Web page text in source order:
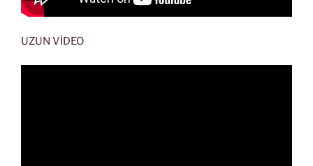
UZUN VİDEO